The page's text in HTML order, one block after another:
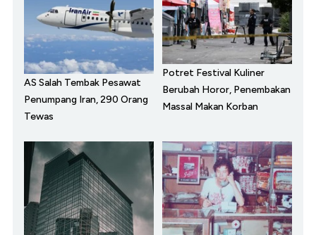
AS Salah Tembak Pesawat
Penumpang Iran, 290 Orang
Tewas
Potret Festival Kuliner
Berubah Horor, Penembakan
Massal Makan Korban